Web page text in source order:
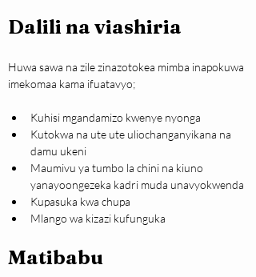
Dalili na viashiria
Huwa sawa na zile zinazotokea mimba inapokuwa
imekomaa kama ifuatavyo;
Kuhisi mgandamizo kwenye nyonga
Kutokwa na ute ute uliochanganyikana na
damu ukeni
Maumivu ya tumbo la chini na kiuno
yanayoongezeka kadri muda unavyokwenda
Kupasuka kwa chupa
Mlango wa kizazi kufunguka
Matibabu